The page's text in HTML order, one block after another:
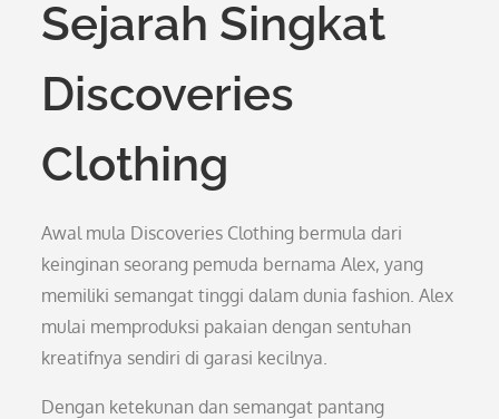
Sejarah Singkat
Discoveries
Clothing
Awal mula Discoveries Clothing bermula dari
keinginan seorang pemuda bernama Alex, yang
memiliki semangat tinggi dalam dunia fashion. Alex
mulai memproduksi pakaian dengan sentuhan
kreatifnya sendiri di garasi kecilnya.
Dengan ketekunan dan semangat pantang